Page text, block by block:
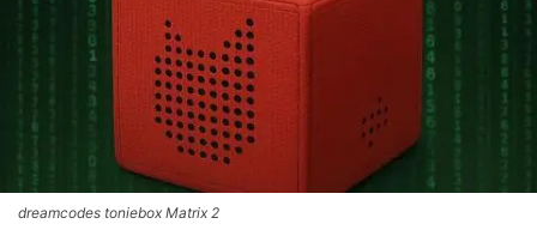
dreamcodes toniebox Matrix 2